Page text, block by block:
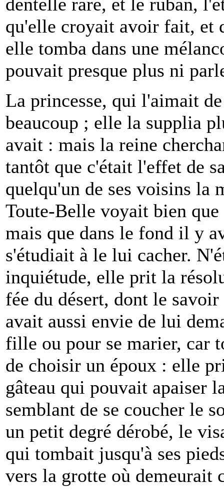
qu'elle croyait avoir fait, et
elle tomba dans une
pouvait presque plus ni
La princesse, qui l'aimait
beaucoup ; elle la supplia
avait : mais la reine
tantôt que c'était l'effet de
quelqu'un de ses voisins la
Toute-Belle voyait bien que
mais que dans le fond il y
s'étudiait à le lui cacher.
inquiétude, elle prit la
fée du désert, dont le
avait aussi envie de lui
fille ou pour se marier, car
de choisir un époux : elle
gâteau qui pouvait apaiser
semblant de se coucher le
un petit degré dérobé, le
qui tombait jusqu'à ses
vers la grotte où demeurait